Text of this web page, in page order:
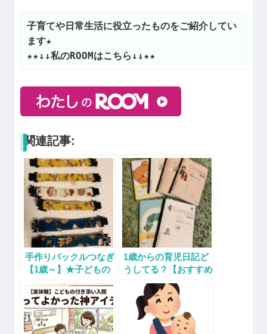
子育てや日常生活に役立ったものをご紹介してい
ます★
★★↓↓私のROOMはこちら↓↓★★
関連記事:
手作りバックルつなぎ
【1歳～】★子どもの
「自分でやりたい！で
きない！」のイライラ
を解消★
1歳からの育児日記ど
うしてる？【おすすめ
はCampusDiary★メ
リット・デメリット・
記載内容】